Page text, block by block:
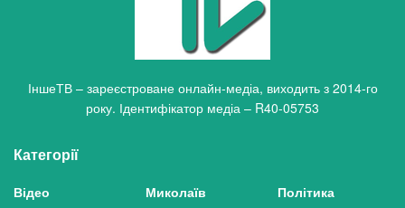
ІншеТВ – зареєстроване онлайн-медіа, виходить з 2014-го
року. Ідентифікатор медіа – R40-05753
Категорії
Відео
Миколаїв
Політика